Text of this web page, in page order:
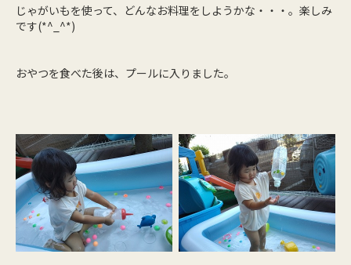
じゃがいもを使って、どんなお料理をしようかな・・・。楽しみ
です(*^_^*)
おやつを食べた後は、プールに入りました。